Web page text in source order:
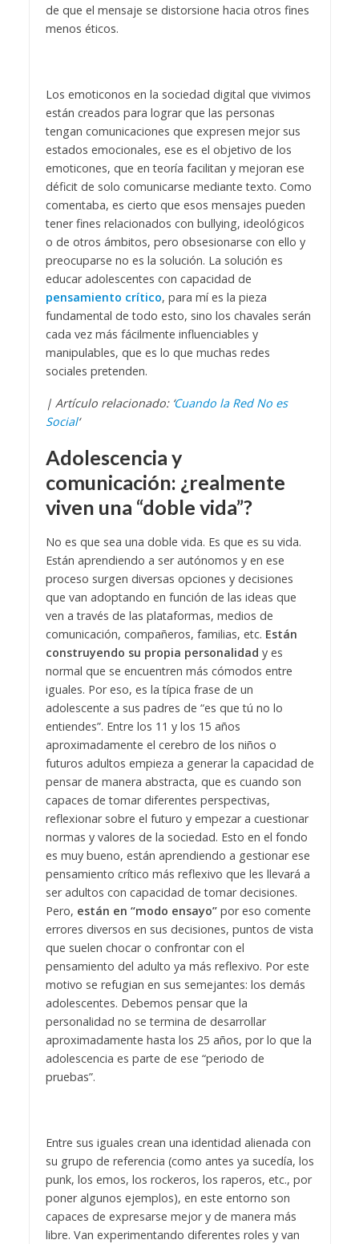
de que el mensaje se distorsione hacia otros fines
menos éticos.
Los emoticonos en la sociedad digital que vivimos
están creados para lograr que las personas
tengan comunicaciones que expresen mejor sus
estados emocionales, ese es el objetivo de los
emoticones, que en teoría facilitan y mejoran ese
déficit de solo comunicarse mediante texto. Como
comentaba, es cierto que esos mensajes pueden
tener fines relacionados con bullying, ideológicos
o de otros ámbitos, pero obsesionarse con ello y
preocuparse no es la solución. La solución es
educar adolescentes con capacidad de
pensamiento crítico, para mí es la pieza
fundamental de todo esto, sino los chavales serán
cada vez más fácilmente influenciables y
manipulables, que es lo que muchas redes
sociales pretenden.
| Artículo relacionado: ‘ Cuando la Red No es
Social‘
Adolescencia y
comunicación: ¿realmente
viven una “doble vida”?
No es que sea una doble vida. Es que es su vida.
Están aprendiendo a ser autónomos y en ese
proceso surgen diversas opciones y decisiones
que van adoptando en función de las ideas que
ven a través de las plataformas, medios de
comunicación, compañeros, familias, etc. Están
construyendo su propia personalidad y es
normal que se encuentren más cómodos entre
iguales. Por eso, es la típica frase de un
adolescente a sus padres de “es que tú no lo
entiendes”. Entre los 11 y los 15 años
aproximadamente el cerebro de los niños o
futuros adultos empieza a generar la capacidad de
pensar de manera abstracta, que es cuando son
capaces de tomar diferentes perspectivas,
reflexionar sobre el futuro y empezar a cuestionar
normas y valores de la sociedad. Esto en el fondo
es muy bueno, están aprendiendo a gestionar ese
pensamiento crítico más reflexivo que les llevará a
ser adultos con capacidad de tomar decisiones.
Pero, están en “modo ensayo”por eso comente
errores diversos en sus decisiones, puntos de vista
que suelen chocar o confrontar con el
pensamiento del adulto ya más reflexivo. Por este
motivo se refugian en sus semejantes: los demás
adolescentes. Debemos pensar que la
personalidad no se termina de desarrollar
aproximadamente hasta los 25 años, por lo que la
adolescencia es parte de ese “periodo de
pruebas”.
Entre sus iguales crean una identidad alienada con
su grupo de referencia (como antes ya sucedía, los
punk, los emos, los rockeros, los raperos, etc., por
poner algunos ejemplos), en este entorno son
capaces de expresarse mejor y de manera más
libre. Van experimentando diferentes roles y van